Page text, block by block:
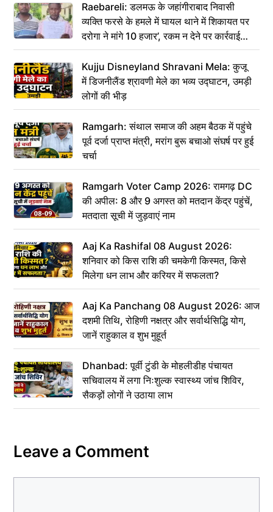
Raebareli: डलमऊ के जहांगीराबाद निवासी
व्यक्ति फरसे के हमले में घायल थाने में शिकायत पर
दरोगा ने मांगे 10 हजार’, रकम न देने पर कार्रवाई
ठंडी!
Kujju Disneyland Shravani Mela: कुजू
में डिजनीलैंड श्रावणी मेले का भव्य उद्घाटन, उमड़ी
लोगों की भीड़
Ramgarh: संथाल समाज की अहम बैठक में पहुंचे
पूर्व दर्जा प्राप्त मंत्री, मरांग बुरू बचाओ संघर्ष पर हुई
चर्चा
Ramgarh Voter Camp 2026: रामगढ़ DC
की अपील: 8 और 9 अगस्त को मतदान केंद्र पहुंचें,
मतदाता सूची में जुड़वाएं नाम
Aaj Ka Rashifal 08 August 2026:
शनिवार को किस राशि की चमकेगी किस्मत, किसे
मिलेगा धन लाभ और करियर में सफलता?
Aaj Ka Panchang 08 August 2026: आज
दशमी तिथि, रोहिणी नक्षत्र और सर्वार्थसिद्धि योग,
जानें राहुकाल व शुभ मुहूर्त
Dhanbad: पूर्वी टुंडी के मोहलीडीह पंचायत
सचिवालय में लगा निःशुल्क स्वास्थ्य जांच शिविर,
सैकड़ों लोगों ने उठाया लाभ
Leave a Comment